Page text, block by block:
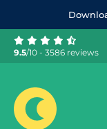
9.5/10 - 3586 reviews